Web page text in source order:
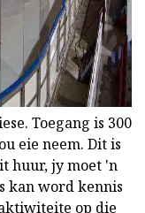
Toegang is 300
eie neem. Dit is
huur, jy moet 'n
kan word kennis
op die